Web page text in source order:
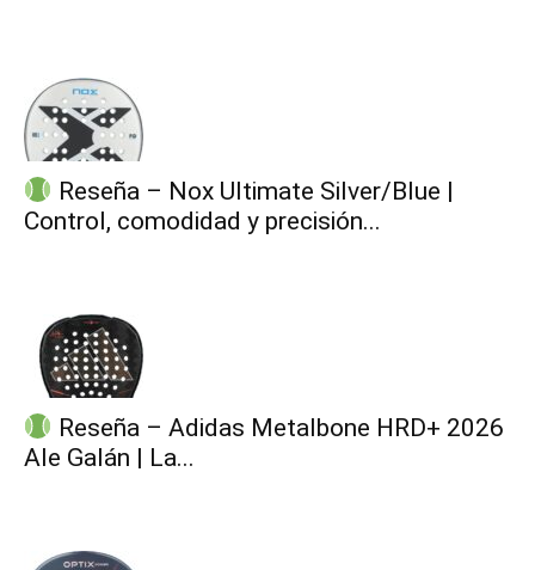
Reseña – Nox Ultimate Silver/Blue |
Control, comodidad y precisión...
Reseña – Adidas Metalbone HRD+ 2026
Ale Galán | La...